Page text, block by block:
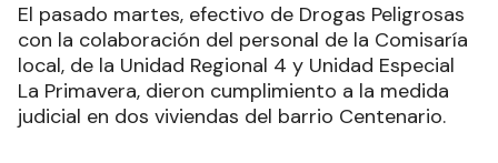
El pasado martes, efectivo de Drogas Peligrosas
con la colaboración del personal de la Comisaría
local, de la Unidad Regional 4 y Unidad Especial
La Primavera, dieron cumplimiento a la medida
judicial en dos viviendas del barrio Centenario.